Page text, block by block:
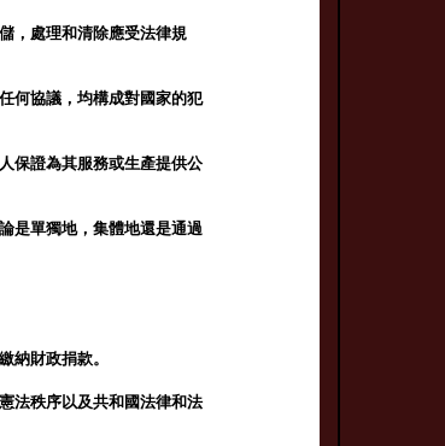
，處理和清除應受法律規
何協議，均構成對國家的犯
保證為其服務或生產提供公
是單獨地，集體地還是通過
納財政捐款。
法秩序以及共和國法律和法